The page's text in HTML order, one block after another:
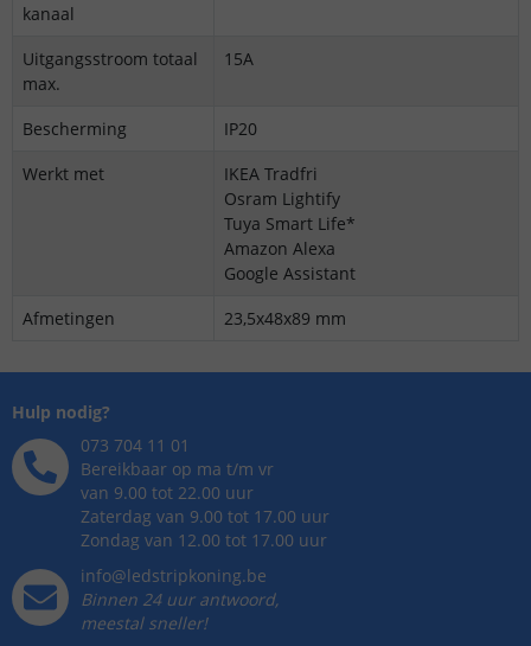
kanaal
Uitgangsstroom totaal
max.
15A
Bescherming
IP20
Werkt met
IKEA Tradfri
Osram Lightify
Tuya Smart Life*
Amazon Alexa
Google Assistant
Afmetingen
23,5x48x89 mm
Hulp nodig?
073 704 11 01
Bereikbaar op ma t/m vr
van 9.00 tot 22.00 uur
Zaterdag van 9.00 tot 17.00 uur
Zondag van 12.00 tot 17.00 uur
info@ledstripkoning.be
Binnen 24 uur antwoord,
meestal sneller!